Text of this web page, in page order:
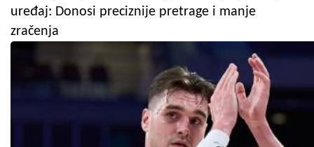
uređaj: Donosi preciznije pretrage i manje
zračenja